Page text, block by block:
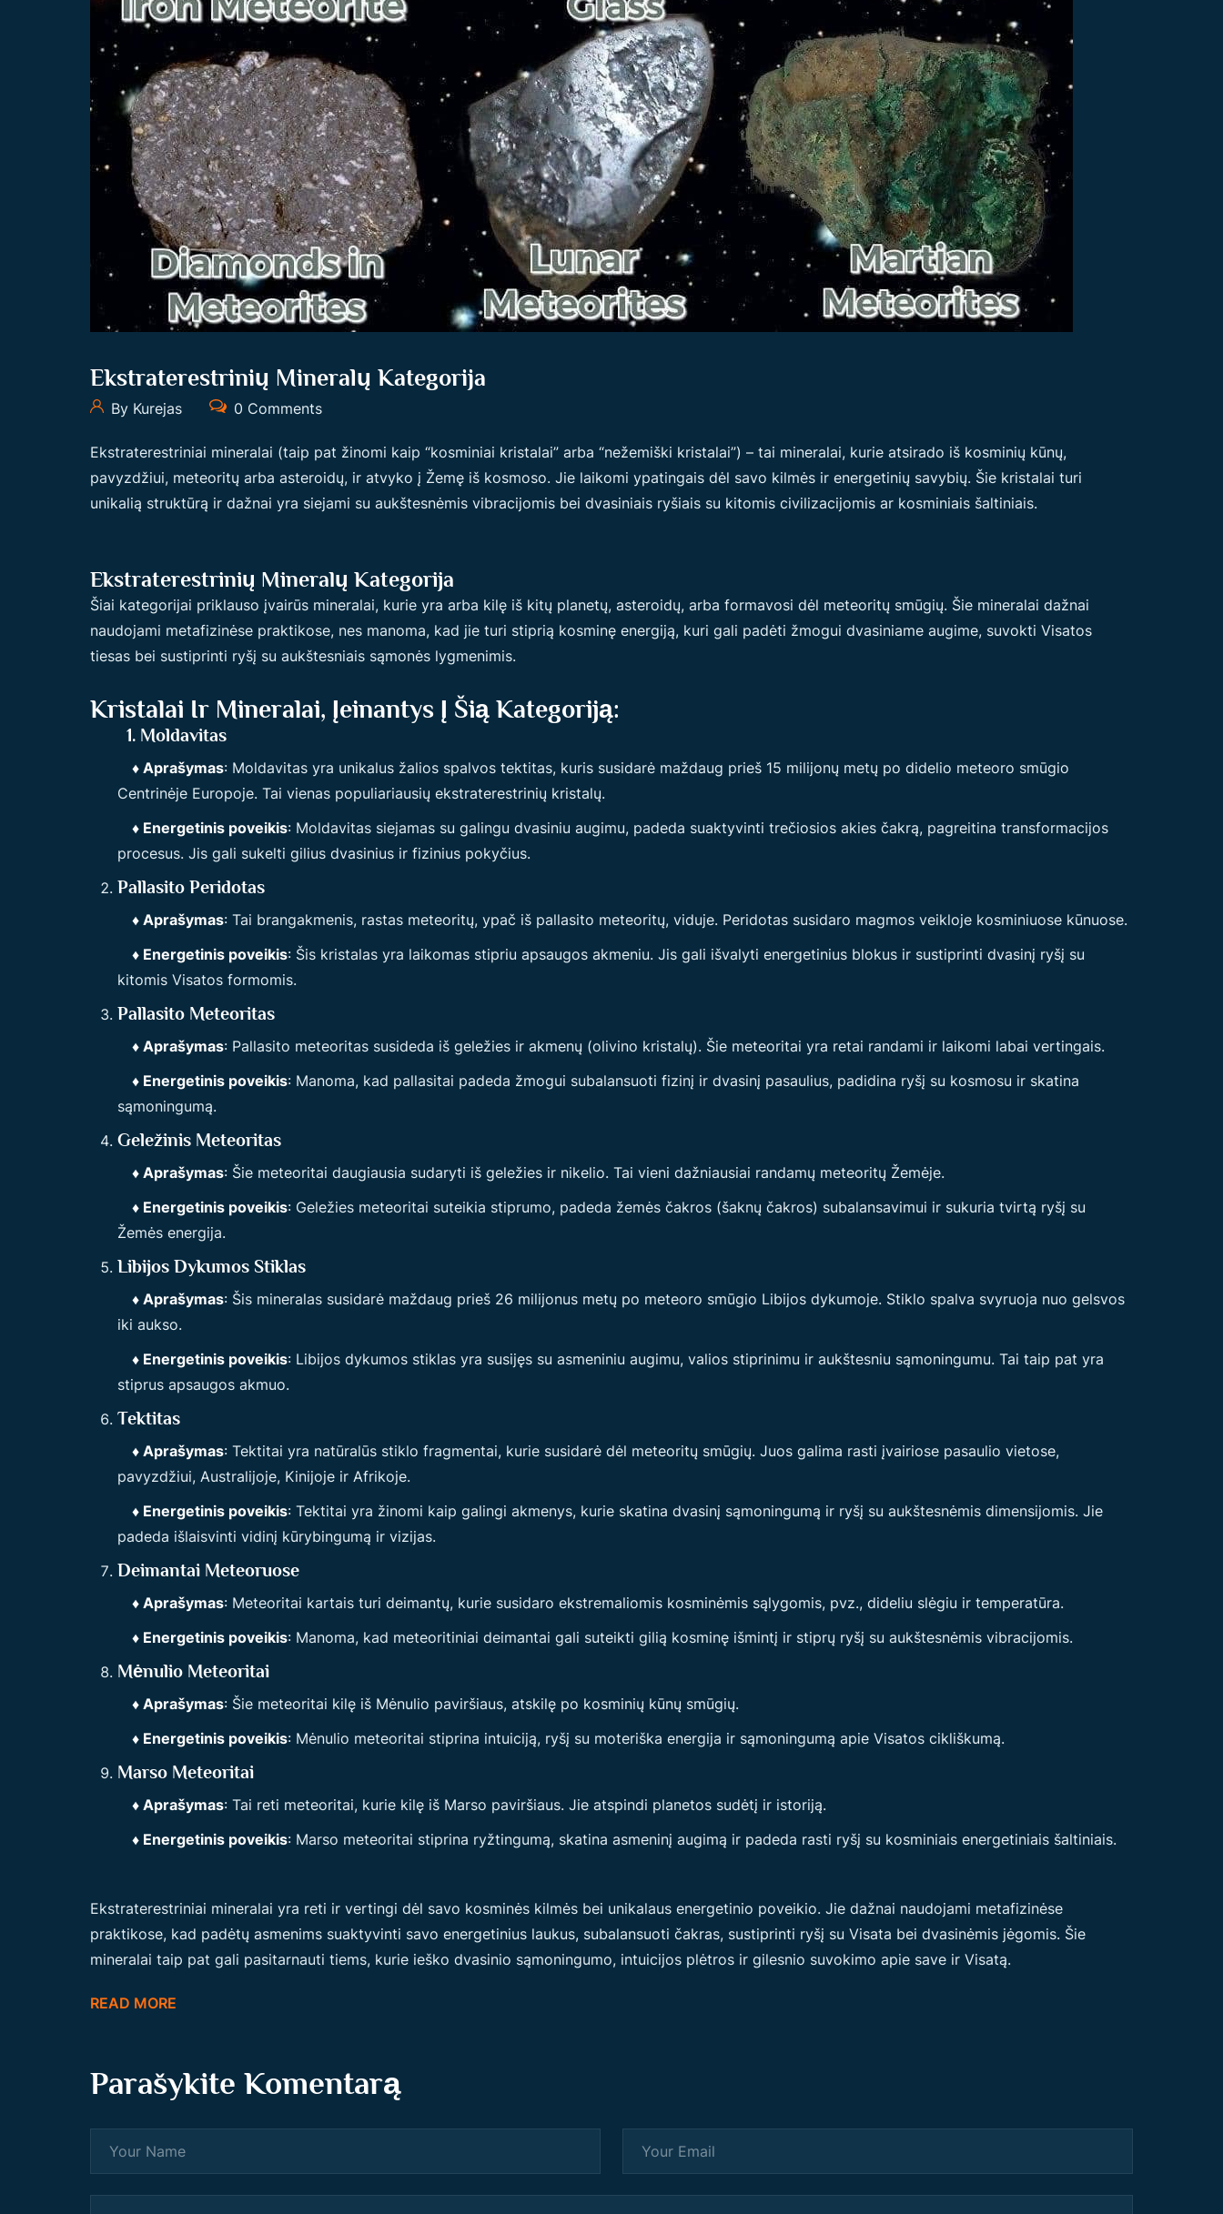
Ekstraterestrinių Mineralų Kategorija
By Kurejas 0 Comments
Ekstraterestriniai mineralai (taip pat žinomi kaip “kosminiai kristalai” arba “nežemiški kristalai”) – tai mineralai, kurie atsirado iš kosminių kūnų,
pavyzdžiui, meteoritų arba asteroidų, ir atvyko į Žemę iš kosmoso. Jie laikomi ypatingais dėl savo kilmės ir energetinių savybių. Šie kristalai turi
unikalią struktūrą ir dažnai yra siejami su aukštesnėmis vibracijomis bei dvasiniais ryšiais su kitomis civilizacijomis ar kosminiais šaltiniais.
Ekstraterestrinių Mineralų Kategorija
Šiai kategorijai priklauso įvairūs mineralai, kurie yra arba kilę iš kitų planetų, asteroidų, arba formavosi dėl meteoritų smūgių. Šie mineralai dažnai
naudojami metafizinėse praktikose, nes manoma, kad jie turi stiprią kosminę energiją, kuri gali padėti žmogui dvasiniame augime, suvokti Visatos
tiesas bei sustiprinti ryšį su aukštesniais sąmonės lygmenimis.
Kristalai Ir Mineralai, Įeinantys Į Šią Kategoriją:
1. Moldavitas
♦ Aprašymas: Moldavitas yra unikalus žalios spalvos tektitas, kuris susidarė maždaug prieš 15 milijonų metų po didelio meteoro smūgio
Centrinėje Europoje. Tai vienas populiariausių ekstraterestrinių kristalų.
♦ Energetinis poveikis: Moldavitas siejamas su galingu dvasiniu augimu, padeda suaktyvinti trečiosios akies čakrą, pagreitina transformacijos
procesus. Jis gali sukelti gilius dvasinius ir fizinius pokyčius.
Pallasito Peridotas
♦ Aprašymas: Tai brangakmenis, rastas meteoritų, ypač iš pallasito meteoritų, viduje. Peridotas susidaro magmos veikloje kosminiuose kūnuose.
♦ Energetinis poveikis: Šis kristalas yra laikomas stipriu apsaugos akmeniu. Jis gali išvalyti energetinius blokus ir sustiprinti dvasinį ryšį su
kitomis Visatos formomis.
Pallasito Meteoritas
♦ Aprašymas: Pallasito meteoritas susideda iš geležies ir akmenų (olivino kristalų). Šie meteoritai yra retai randami ir laikomi labai vertingais.
♦ Energetinis poveikis: Manoma, kad pallasitai padeda žmogui subalansuoti fizinį ir dvasinį pasaulius, padidina ryšį su kosmosu ir skatina
sąmoningumą.
Geležinis Meteoritas
♦ Aprašymas: Šie meteoritai daugiausia sudaryti iš geležies ir nikelio. Tai vieni dažniausiai randamų meteoritų Žemėje.
♦ Energetinis poveikis: Geležies meteoritai suteikia stiprumo, padeda žemės čakros (šaknų čakros) subalansavimui ir sukuria tvirtą ryšį su
Žemės energija.
Libijos Dykumos Stiklas
♦ Aprašymas: Šis mineralas susidarė maždaug prieš 26 milijonus metų po meteoro smūgio Libijos dykumoje. Stiklo spalva svyruoja nuo gelsvos
iki aukso.
♦ Energetinis poveikis: Libijos dykumos stiklas yra susijęs su asmeniniu augimu, valios stiprinimu ir aukštesniu sąmoningumu. Tai taip pat yra
stiprus apsaugos akmuo.
Tektitas
♦ Aprašymas: Tektitai yra natūralūs stiklo fragmentai, kurie susidarė dėl meteoritų smūgių. Juos galima rasti įvairiose pasaulio vietose,
pavyzdžiui, Australijoje, Kinijoje ir Afrikoje.
♦ Energetinis poveikis: Tektitai yra žinomi kaip galingi akmenys, kurie skatina dvasinį sąmoningumą ir ryšį su aukštesnėmis dimensijomis. Jie
padeda išlaisvinti vidinį kūrybingumą ir vizijas.
Deimantai Meteoruose
♦ Aprašymas: Meteoritai kartais turi deimantų, kurie susidaro ekstremaliomis kosminėmis sąlygomis, pvz., dideliu slėgiu ir temperatūra.
♦ Energetinis poveikis: Manoma, kad meteoritiniai deimantai gali suteikti gilią kosminę išmintį ir stiprų ryšį su aukštesnėmis vibracijomis.
Mėnulio Meteoritai
♦ Aprašymas: Šie meteoritai kilę iš Mėnulio paviršiaus, atskilę po kosminių kūnų smūgių.
♦ Energetinis poveikis: Mėnulio meteoritai stiprina intuiciją, ryšį su moteriška energija ir sąmoningumą apie Visatos cikliškumą.
Marso Meteoritai
♦ Aprašymas: Tai reti meteoritai, kurie kilę iš Marso paviršiaus. Jie atspindi planetos sudėtį ir istoriją.
♦ Energetinis poveikis: Marso meteoritai stiprina ryžtingumą, skatina asmeninį augimą ir padeda rasti ryšį su kosminiais energetiniais šaltiniais.
Ekstraterestriniai mineralai yra reti ir vertingi dėl savo kosminės kilmės bei unikalaus energetinio poveikio. Jie dažnai naudojami metafizinėse
praktikose, kad padėtų asmenims suaktyvinti savo energetinius laukus, subalansuoti čakras, sustiprinti ryšį su Visata bei dvasinėmis jėgomis. Šie
mineralai taip pat gali pasitarnauti tiems, kurie ieško dvasinio sąmoningumo, intuicijos plėtros ir gilesnio suvokimo apie save ir Visatą.
READ MORE
Parašykite Komentarą